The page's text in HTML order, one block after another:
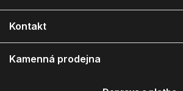
Kontakt
Kamenná prodejna